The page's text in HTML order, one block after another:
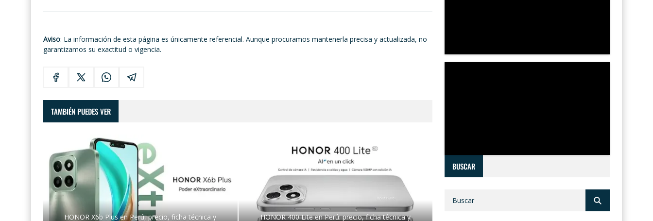
Aviso: La información de esta página es únicamente referencial. Aunque procuramos mantenerla precisa y actualizada, no
garantizamos su exactitud o vigencia.
TAMBIÉN PUEDES VER
HONOR X6b Plus en Perú, precio, ficha técnica y HONOR 400 Lite en Perú: precio, ficha técnica y
BUSCAR